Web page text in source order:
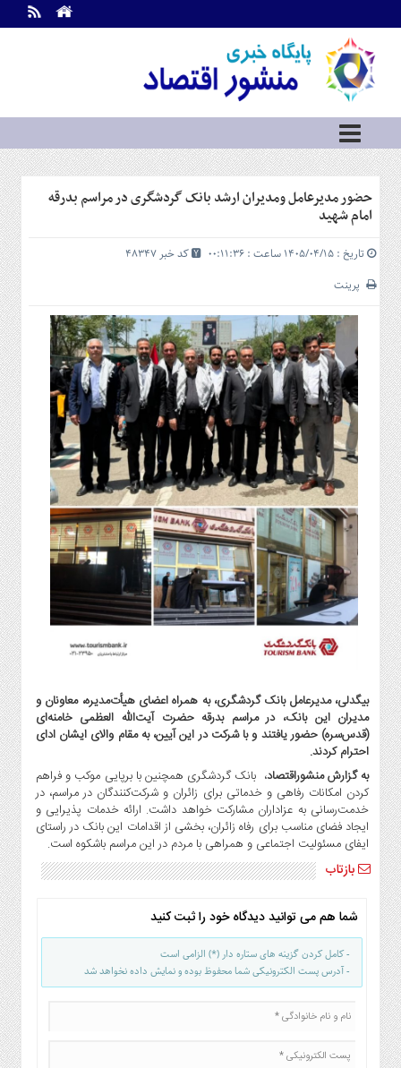
اطلاعات
تماس
ما
درباره
ما
سرویس
ها
خانه
سرمایه
و
بورس
و
شهری
گاز
و
پتروشیمی
و
خودرو
آپ
و
فن
آوری
،
بیمه
و
ارز
دیجیتال
کشاورزی
و
صنایع
غذایی
سیاسی
و
بین
الملل
روز
گوناگون
حضور مدیرعامل و‌مدیران ارشد بانک گردشگری در مراسم بدرقه
امام شهید
تاریخ : ۱۴۰۵/۰۴/۱۵ ساعت : ۰۰:۱۱:۳۶
کد خبر 48347
پرینت
بیگدلی، مدیرعامل بانک گردشگری، به همراه اعضای هیأت‌مدیره، معاونان و
مدیران این بانک، در مراسم بدرقه حضرت آیت‌الله العظمی خامنه‌ای
(قدس‌سره) حضور یافتند و با شرکت در این آیین، به مقام والای ایشان ادای
احترام کردند.
به گزارش منشوراقتصاد، بانک گردشگری همچنین با برپایی موکب و فراهم
کردن امکانات رفاهی و خدماتی برای زائران و شرکت‌کنندگان در مراسم، در
خدمت‌رسانی به عزاداران مشارکت خواهد داشت. ارائه خدمات پذیرایی و
ایجاد فضای مناسب برای رفاه زائران، بخشی از اقدامات این بانک در راستای
ایفای مسئولیت اجتماعی و همراهی با مردم در این مراسم باشکوه است.
بازتاب
شما هم می توانید دیدگاه خود را ثبت کنید
- کامل کردن گزینه های ستاره دار (*) الزامی است
- آدرس پست الکترونیکی شما محفوظ بوده و نمایش داده نخواهد شد